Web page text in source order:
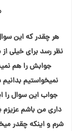
هر چقدر که این
نظر رسد برای خیلی
جوابش را هم
نمیخواستیم بدانیم
جواب این سوال را
داری من باشم
شرم و اینکه چقدر